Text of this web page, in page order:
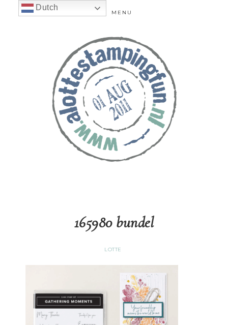
MENU
165980 bundel
LOTTE
Dutch